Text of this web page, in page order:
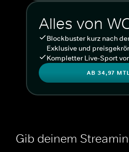
Alles von
Blockbuster kurz nach
Exklusive und
Kompletter Live-Sport
AB 34,97
Gib deinem